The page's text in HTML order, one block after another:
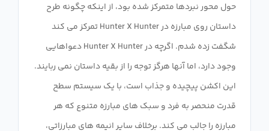
حول محور نبردها متمرکز شده بود، از اینکه چگونه طرح
داستان روی مبارزه در Hunter X Hunter تمرکز می کند
شگفت زده شدم. اگرچه در Hunter X Hunter دعواهایی
وجود دارد، اما آنها هرگز توجه را از بقیه داستان نمی ربایند.
این اکشن پیچیده و جذاب است، با یک سیستم سطح
قدرت منحصر به فرد و سبک های مبارزه متنوع که هر
مبارزه را جالب می کند. برخلاف سایر انیمه های مبارزاتی،